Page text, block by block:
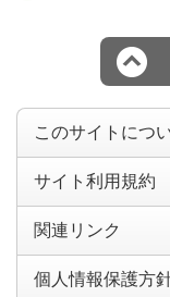
このサイトにつ
サイト利用規約
関連リンク
個人情報保護方